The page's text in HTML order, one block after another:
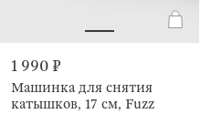
1 990 ₽
Машинка для снятия
катышков, 17 см, Fuzz